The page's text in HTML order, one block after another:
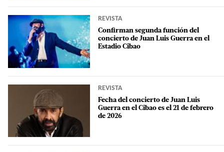
REVISTA
Confirman segunda función del
concierto de Juan Luis Guerra en el
Estadio Cibao
REVISTA
Fecha del concierto de Juan Luis
Guerra en el Cibao es el 21 de febrero
de 2026